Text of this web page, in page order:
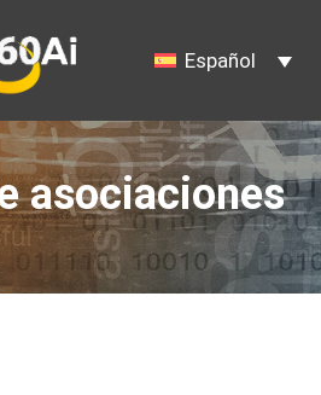
Español
asociaciones